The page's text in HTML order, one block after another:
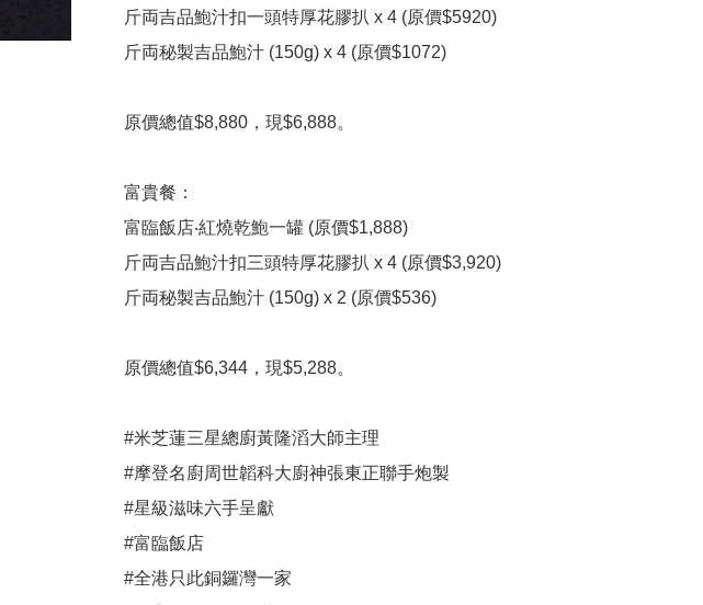
斤両吉品鮑汁扣一頭特厚花膠扒 x 4 (原價$5920)
斤両秘製吉品鮑汁 (150g) x 4 (原價$1072)
原價總值$8,880，現$6,888。
富貴餐：
富臨飯店‧紅燒乾鮑一罐 (原價$1,888)
斤両吉品鮑汁扣三頭特厚花膠扒 x 4 (原價$3,920)
斤両秘製吉品鮑汁 (150g) x 2 (原價$536)
原價總值$6,344，現$5,288。
#米芝蓮三星總廚黃隆滔大師主理
#摩登名廚周世韜科大廚神張東正聯手炮製
#星級滋味六手呈獻
#富臨飯店
#全港只此銅鑼灣一家